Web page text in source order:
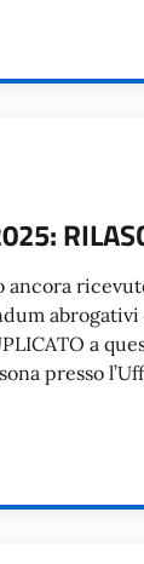
a
presso